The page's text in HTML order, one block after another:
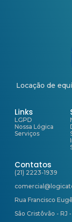
Locação de
Links
LGPD
Nossa Lógica
Serviços
Contatos
(21) 2223-1939
Rua Francisco
São Cristôvão - RJ